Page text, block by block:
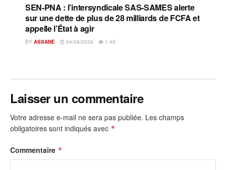
SEN-PNA : l’intersyndicale SAS-SAMES alerte
sur une dette de plus de 28 milliards de FCFA et
appelle l’État à agir
BY ASSANE 04/08/2026 1.4K
Laisser un commentaire
Votre adresse e-mail ne sera pas publiée. Les champs
obligatoires sont indiqués avec *
Commentaire *